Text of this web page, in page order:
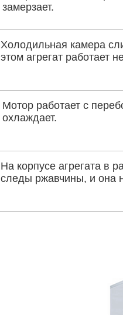
замерзает.
Холодильная камера
этом агрегат работает
Мотор работает с
охлаждает.
На корпусе агрегата в
следы ржавчины, и она